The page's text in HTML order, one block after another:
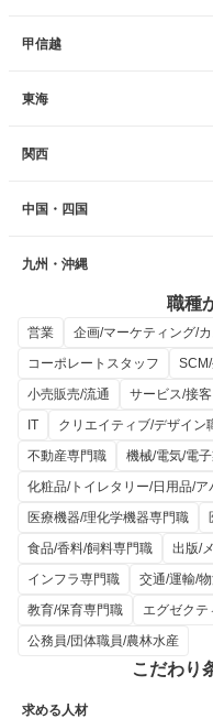
甲信越
東海
関西
中国・四国
九州・沖縄
職種
営業
企画/マーケティング/
コーポレートスタッフ
小売販売/流通
サービス/接客
IT
クリエイティブ/デザイン
不動産専門職
機械/電気/電
化粧品/トイレタリー/日用品/ア
医療機器/理化学機器専門職
食品/香料/飼料専門職
出版/
インフラ専門職
交通/運輸/
教育/保育専門職
エグゼクテ
公務員/団体職員/農林水産
こだわり
求める人材